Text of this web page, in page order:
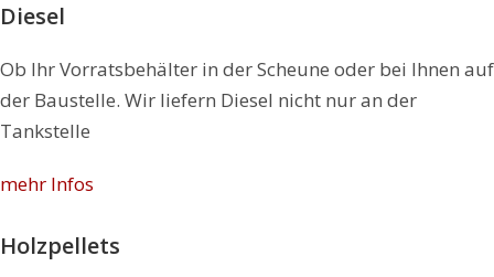
Diesel
Ob Ihr Vorratsbehälter in der Scheune oder bei Ihnen auf
der Baustelle. Wir liefern Diesel nicht nur an der
Tankstelle
mehr Infos
Holzpellets